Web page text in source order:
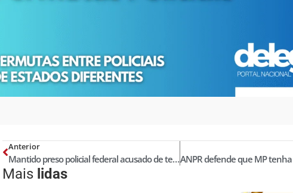
Anterior
Mantido preso policial federal acusado de ter “kit extorsão”
Mais lidas